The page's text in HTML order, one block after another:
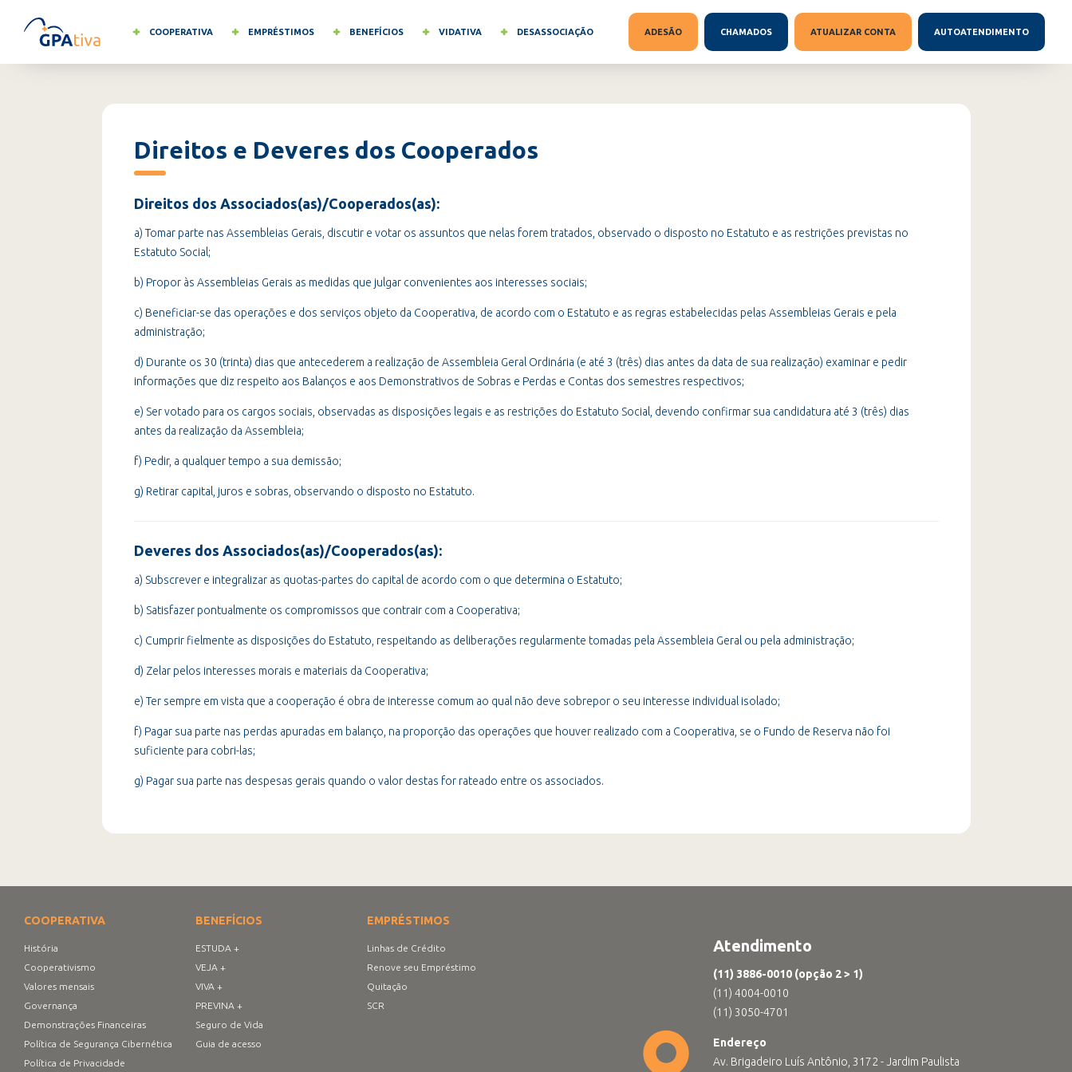
COOPERATIVA EMPRÉSTIMOS BENEFÍCIOS VIDATIVA DESASSOCIAÇÃO ADESÃO CHAMADOS ATUALIZAR CONTA AUTOATENDIMENTO
Direitos e Deveres dos Cooperados
Direitos dos Associados(as)/Cooperados(as):
a) Tomar parte nas Assembleias Gerais, discutir e votar os assuntos que nelas forem tratados, observado o disposto no Estatuto e as restrições previstas no
Estatuto Social;
b) Propor às Assembleias Gerais as medidas que julgar convenientes aos interesses sociais;
c) Beneficiar-se das operações e dos serviços objeto da Cooperativa, de acordo com o Estatuto e as regras estabelecidas pelas Assembleias Gerais e pela
administração;
d) Durante os 30 (trinta) dias que antecederem a realização de Assembleia Geral Ordinária (e até 3 (três) dias antes da data de sua realização) examinar e pedir
informações que diz respeito aos Balanços e aos Demonstrativos de Sobras e Perdas e Contas dos semestres respectivos;
e) Ser votado para os cargos sociais, observadas as disposições legais e as restrições do Estatuto Social, devendo confirmar sua candidatura até 3 (três) dias
antes da realização da Assembleia;
f) Pedir, a qualquer tempo a sua demissão;
g) Retirar capital, juros e sobras, observando o disposto no Estatuto.
Deveres dos Associados(as)/Cooperados(as):
a) Subscrever e integralizar as quotas-partes do capital de acordo com o que determina o Estatuto;
b) Satisfazer pontualmente os compromissos que contrair com a Cooperativa;
c) Cumprir fielmente as disposições do Estatuto, respeitando as deliberações regularmente tomadas pela Assembleia Geral ou pela administração;
d) Zelar pelos interesses morais e materiais da Cooperativa;
e) Ter sempre em vista que a cooperação é obra de interesse comum ao qual não deve sobrepor o seu interesse individual isolado;
f) Pagar sua parte nas perdas apuradas em balanço, na proporção das operações que houver realizado com a Cooperativa, se o Fundo de Reserva não foi
suficiente para cobri-las;
g) Pagar sua parte nas despesas gerais quando o valor destas for rateado entre os associados.
COOPERATIVA
História
Cooperativismo
Valores mensais
Governança
Demonstrações Financeiras
Política de Segurança Cibernética
Política de Privacidade
BENEFÍCIOS
ESTUDA +
VEJA +
VIVA +
PREVINA +
Seguro de Vida
Guia de acesso
EMPRÉSTIMOS
Linhas de Crédito
Renove seu Empréstimo
Quitação
SCR
Atendimento
(11) 3886-0010 (opção 2 > 1)
(11) 4004-0010
(11) 3050-4701
Endereço
Av. Brigadeiro Luís Antônio, 3172 - Jardim Paulista